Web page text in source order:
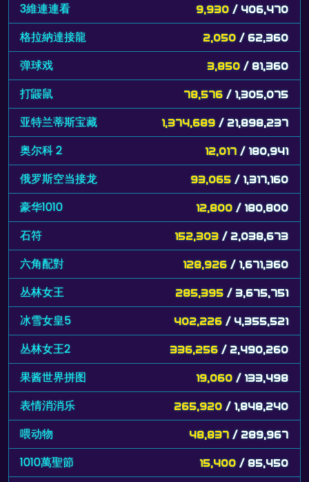
3維連連看 9,930 / 406,470
格拉納達接龍 2,050 / 62,360
弹球戏 3,850 / 81,360
打鼹鼠 78,576 / 1,305,075
亚特兰蒂斯宝藏 1,374,689 / 21,898,237
奥尔科 2 12,017 / 180,941
俄罗斯空当接龙 93,065 / 1,317,160
豪华1010 12,800 / 180,800
石符 152,303 / 2,038,673
六角配對 128,926 / 1,671,360
丛林女王 285,395 / 3,675,751
冰雪女皇5 402,226 / 4,355,521
丛林女王2 336,256 / 2,490,260
果酱世界拼图 19,060 / 133,498
表情消消乐 265,920 / 1,848,240
喂动物 48,837 / 289,967
1010萬聖節 15,400 / 85,450